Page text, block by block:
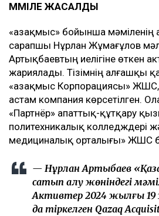
МӘМІЛЕ ЖАСАЛДЫ
«Қазақмыс» бойынша мәміленің
сарапшы Нұрлан Жұмағұлов
Артықбаевтың иелігіне өткен
жариялады. Тізімнің алғашқы
«Қазақмыс Корпорациясы» ЖШС,
астам компания көрсетілген.
«Партнёр» апаттық-құтқару
политехникалық колледждері
медициналық орталығы» ЖШС
— Нұрлан Артықбаев
сатып алу жөніндегі
Активтер 2024 жылғы 19
да тіркелген Qazaq